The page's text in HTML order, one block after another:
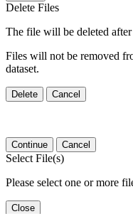
Delete Files
The file will be deleted
Files will not be removed
dataset.
Delete Cancel
Continue Cancel
Select File(s)
Please select one or more
Close